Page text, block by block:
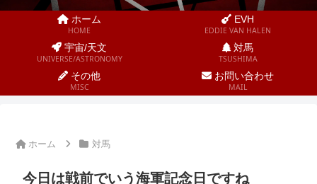
ホーム
HOME
EVH
EDDIE VAN HALEN
宇宙/天文
UNIVERSE/ASTRONOMY
対馬
TSUSHIMA
その他
MISC
お問い合わせ
MAIL
ホーム 対馬
今日は戦前でいう海軍記念日ですね